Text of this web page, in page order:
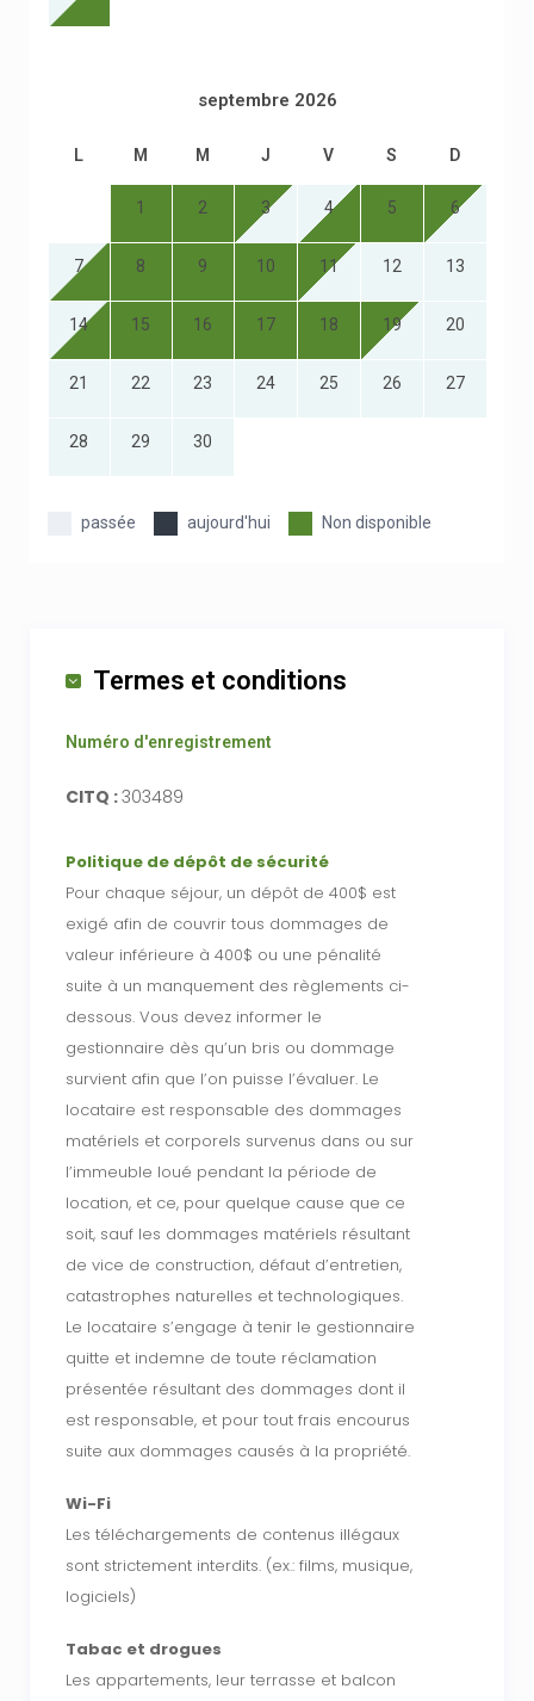
septembre 2026
L M M J V S D
1 2 3 4 5 6
7 8 9 10 11 12 13
14 15 16 17 18 19 20
21 22 23 24 25 26 27
28 29 30
passée aujourd'hui Non disponible
Termes et conditions
Numéro d'enregistrement
CITQ :303489
Politique de dépôt de sécurité
Pour chaque séjour, un dépôt de 400$ est
exigé afin de couvrir tous dommages de
valeur inférieure à 400$ ou une pénalité
suite à un manquement des règlements ci-
dessous. Vous devez informer le
gestionnaire dès qu’un bris ou dommage
survient afin que l’on puisse l’évaluer. Le
locataire est responsable des dommages
matériels et corporels survenus dans ou sur
l’immeuble loué pendant la période de
location, et ce, pour quelque cause que ce
soit, sauf les dommages matériels résultant
de vice de construction, défaut d’entretien,
catastrophes naturelles et technologiques.
Le locataire s’engage à tenir le gestionnaire
quitte et indemne de toute réclamation
présentée résultant des dommages dont il
est responsable, et pour tout frais encourus
suite aux dommages causés à la propriété.
Wi-Fi
Les téléchargements de contenus illégaux
sont strictement interdits. (ex.: films, musique,
logiciels)
Tabac et drogues
Les appartements, leur terrasse et balcon